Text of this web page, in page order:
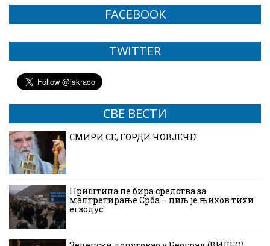
FACEBOOK
TWITTER
СВЕ ВЕСТИ
СМИРИ СЕ, ГОРДИ ЧОВЈЕЧЕ!
Приштина не бира средства за
малтретирање Срба – циљ је њихов тихи
егзодус